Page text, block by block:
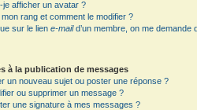
je afficher un avatar ?
mon rang et comment le modifier ?
sur le lien e-maild’un membre, on me demande
à la publication de messages
un nouveau sujet ou poster une réponse ?
ou supprimer un message ?
une signature à mes messages ?